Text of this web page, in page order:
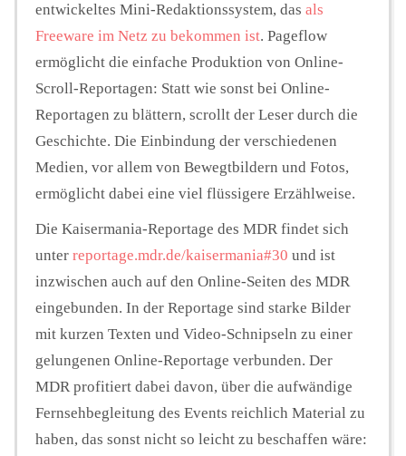
entwickeltes Mini-Redaktionssystem, das als
Freeware im Netz zu bekommen ist. Pageflow
ermöglicht die einfache Produktion von Online-
Scroll-Reportagen: Statt wie sonst bei Online-
Reportagen zu blättern, scrollt der Leser durch die
Geschichte. Die Einbindung der verschiedenen
Medien, vor allem von Bewegtbildern und Fotos,
ermöglicht dabei eine viel flüssigere Erzählweise.
Die Kaisermania-Reportage des MDR findet sich
unter reportage.mdr.de/kaisermania#30 und ist
inzwischen auch auf den Online-Seiten des MDR
eingebunden. In der Reportage sind starke Bilder
mit kurzen Texten und Video-Schnipseln zu einer
gelungenen Online-Reportage verbunden. Der
MDR profitiert dabei davon, über die aufwändige
Fernsehbegleitung des Events reichlich Material zu
haben, das sonst nicht so leicht zu beschaffen wäre: